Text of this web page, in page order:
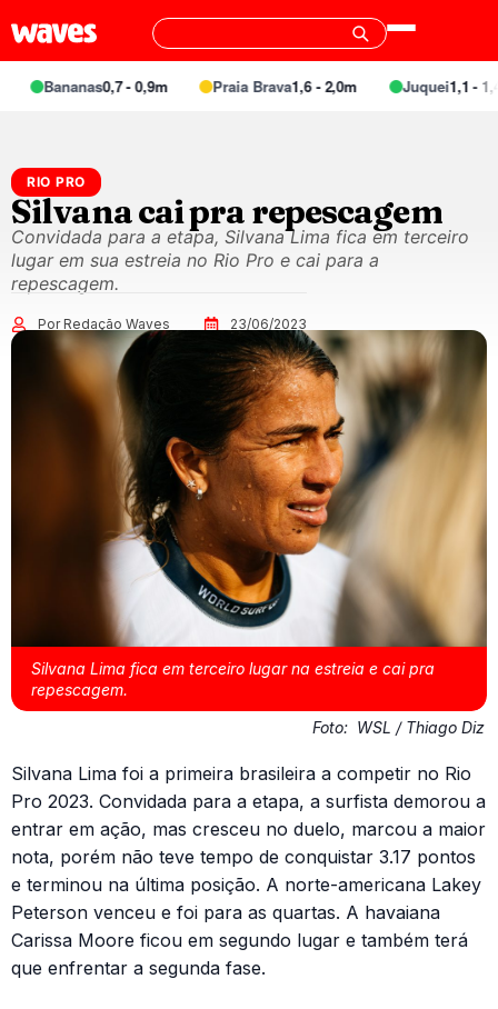
Bananas0,7 - 0,9m Praia Brava1,6 - 2,0m Juquei1,1 - 1,4m
RIO PRO
Silvana cai pra repescagem
Convidada para a etapa, Silvana Lima fica em terceiro
lugar em sua estreia no Rio Pro e cai para a
repescagem.
Por Redação Waves 23/06/2023
Silvana Lima fica em terceiro lugar na estreia e cai pra
repescagem.
Foto: WSL / Thiago Diz
Silvana Lima foi a primeira brasileira a competir no Rio
Pro 2023. Convidada para a etapa, a surfista demorou a
entrar em ação, mas cresceu no duelo, marcou a maior
nota, porém não teve tempo de conquistar 3.17 pontos
e terminou na última posição. A norte-americana Lakey
Peterson venceu e foi para as quartas. A havaiana
Carissa Moore ficou em segundo lugar e também terá
que enfrentar a segunda fase.